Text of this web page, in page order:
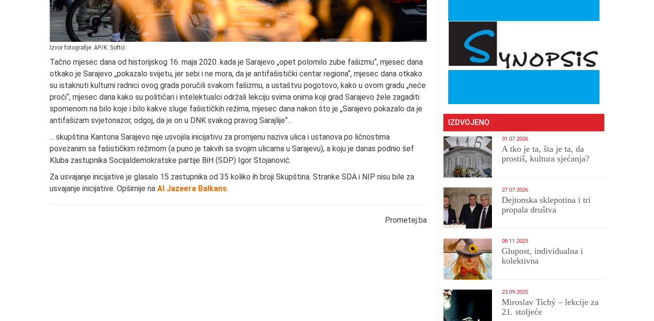
Izvor fotografije: AP/K. Softić
Tačno mjesec dana od historijskog 16. maja 2020. kada je Sarajevo „opet polomilo zube fašizmu“, mjesec dana
otkako je Sarajevo „pokazalo svijetu, jer sebi i ne mora, da je antifašistički centar regiona“, mjesec dana otkako
su istaknuti kulturni radnici ovog grada poručili svakom fašizmu, a ustaštvu pogotovo, kako u ovom gradu „neće
proći“, mjesec dana kako su političari i intelektualci održali lekciju svima onima koji grad Sarajevo žele zagaditi
spomenom na bilo koje i bilo kakve sluge fašističkih režima, mjesec dana nakon što je „Sarajevo pokazalo da je
antifašizam svjetonazor, odgoj, da je on u DNK svakog pravog Sarajlije“...
... skupština Kantona Sarajevo nije usvojila inicijativu za promjenu naziva ulica i ustanova po ličnostima
povezanim sa fašističkim režimom (a puno je takvih sa svojim ulicama u Sarajevu), a koju je danas podnio šef
Kluba zastupnika Socijaldemokratske partije BiH (SDP) Igor Stojanović.
Za usvajanje inicijative je glasalo 15 zastupnika od 35 koliko ih broji Skupština. Stranke SDA i NIP nisu bile za
usvajanje inicijative. Opširnije na Al Jazeera Balkans.
Prometej.ba
IZDVOJENO
31.07.2026
A tko je ta, šta je ta, da
prostiš, kultura sjećanja?
27.07.2026
Dejtonska sklepotina i tri
propala društva
08.11.2025
Glupost, individualna i
kolektivna
23.09.2025
Miroslav Tichý – lekcije za
21. stoljeće